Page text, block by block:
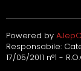
Powered by
Responsabile:
17/05/2011 n°1 -